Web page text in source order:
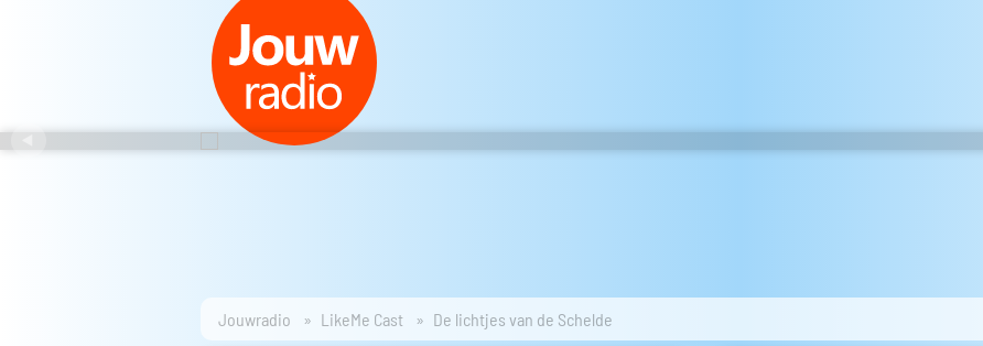
Jouwradio LikeMe Cast De lichtjes van de Schelde